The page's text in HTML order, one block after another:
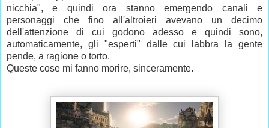
nicchia", e quindi ora stanno emergendo canali e
personaggi che fino all'altroieri avevano un decimo
dell'attenzione di cui godono adesso e quindi sono,
automaticamente, gli "esperti" dalle cui labbra la gente
pende, a ragione o torto.
Queste cose mi fanno morire, sinceramente.